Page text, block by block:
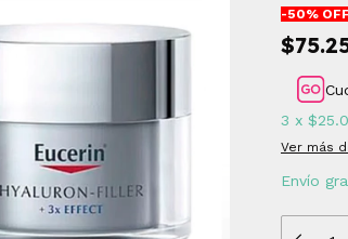
-50% OFF
3 x
Ver más
Envío